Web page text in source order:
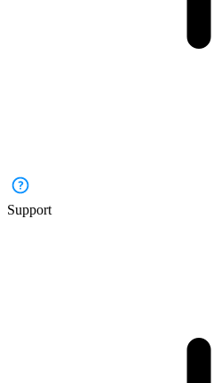
Support